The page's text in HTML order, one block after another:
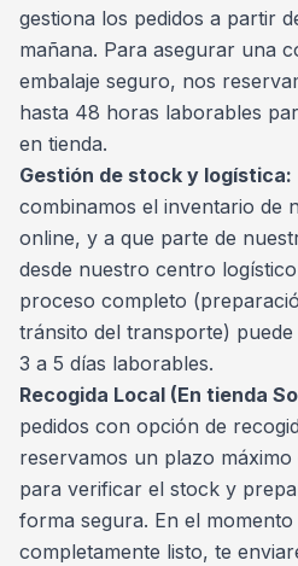
gestiona los pedidos a partir
mañana. Para asegurar una
embalaje seguro, nos
hasta 48 horas laborables
en tienda.
Gestión de stock y logística:
combinamos el inventario de
online, y a que parte de
desde nuestro centro
proceso completo
tránsito del transporte)
3 a 5 días laborables.
Recogida Local (En tienda
pedidos con opción de
reservamos un plazo
para verificar el stock y
forma segura. En el
completamente listo, te